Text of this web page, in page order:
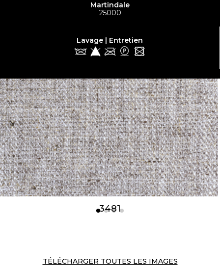
Martindale
25000
Lavage | Entretien
3481
TÉLÉCHARGER TOUTES LES IMAGES